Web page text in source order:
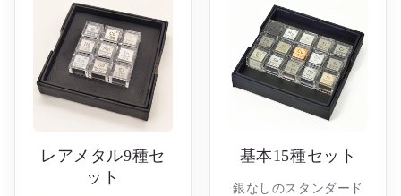
レアメタル9種セ
ット
基本15種セット
銀なしのスタンダード